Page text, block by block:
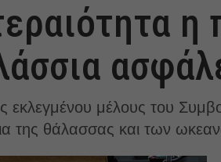
η
εκλεγμένου μέλους του
της θάλασσας και των